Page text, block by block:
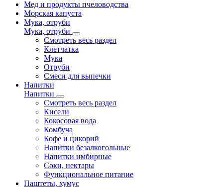
Мед и продукты пчеловодства
Морская капуста
Мука, отруби
Мука, отруби
Смотреть весь раздел
Клетчатка
Мука
Отруби
Смеси для выпечки
Напитки
Напитки
Смотреть весь раздел
Кисели
Кокосовая вода
Комбуча
Кофе и цикорий
Напитки безалкогольные
Напитки имбирные
Соки, нектары
Функциональное питание
Паштеты, хумус